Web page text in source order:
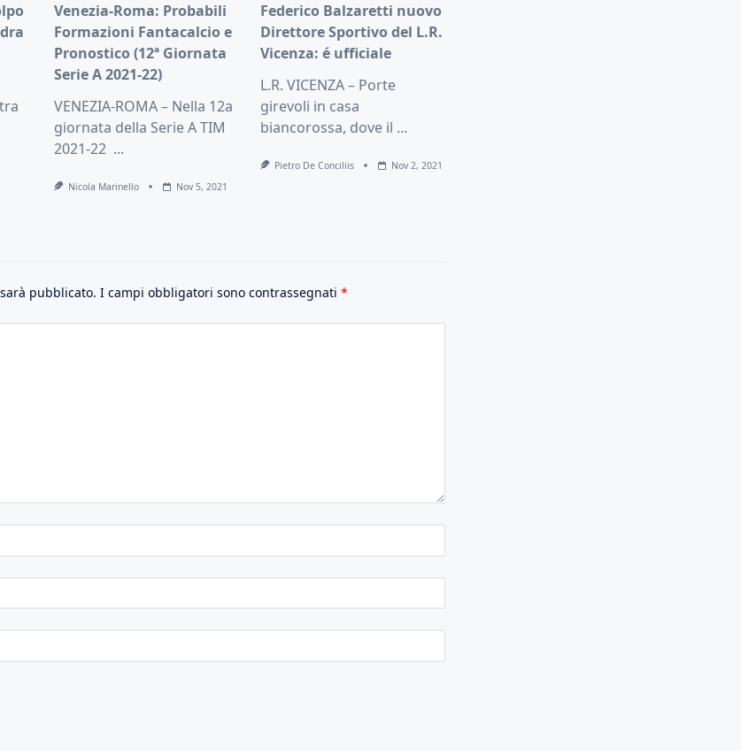
Venezia-Roma: Probabili
Formazioni Fantacalcio e
Pronostico (12ª Giornata
Serie A 2021-22)
VENEZIA-ROMA – Nella 12a
giornata della Serie A TIM
2021-22 ...
Nicola Marinello Nov 5, 2021
Federico Balzaretti nuovo
Direttore Sportivo del L.R.
Vicenza: é ufficiale
L.R. VICENZA – Porte
girevoli in casa
biancorossa, dove il ...
Pietro De Conciliis Nov 2, 2021
pubblicato. I campi obbligatori sono contrassegnati *